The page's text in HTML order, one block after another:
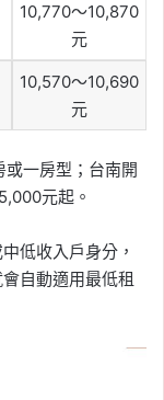
10,770～10,870
元
10,570～10,690
元
一房型；台南開
元起。
低收入戶身分，
自動適用最低租